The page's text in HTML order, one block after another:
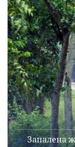
Запалена